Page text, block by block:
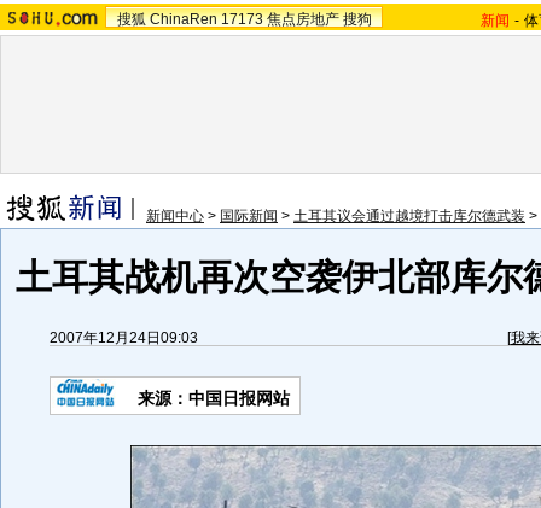
搜狐 ChinaRen 17173 焦点房地产 搜狗 新闻 -
新闻中心 > 国际新闻 > 土耳其议会通过越境打击库尔德武装 >
土耳其战机再次空袭伊北部库尔
2007年12月24日09:03 [我
来源：中国日报网站